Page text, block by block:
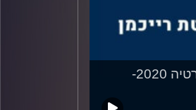
כנס הדמוקרטיה 2020-